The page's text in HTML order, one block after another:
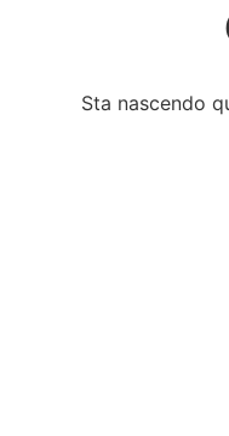
Sta nascendo